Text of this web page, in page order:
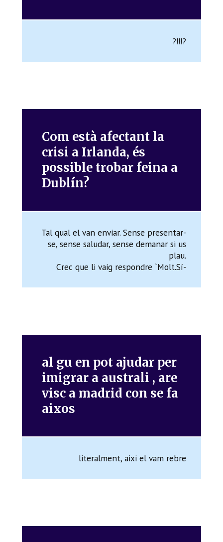
?!!!?
Com està afectant la
crisi a Irlanda, és
possible trobar feina a
Dublín?
Tal qual el van enviar. Sense presentar-
se, sense saludar, sense demanar si us
plau.
Crec que li vaig respondre `Molt.Sí-
al gu en pot ajudar per
imigrar a australi , are
visc a madrid con se fa
aixos
literalment, aixi el vam rebre